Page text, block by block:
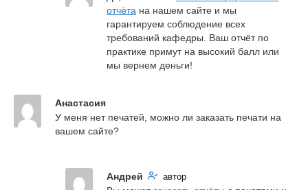
отчёта на нашем сайте и мы
гарантируем соблюдение всех
требований кафедры. Ваш отчёт по
практике примут на высокий балл или
мы вернем деньги!
Анастасия
У меня нет печатей, можно ли заказать печати на
вашем сайте?
Андрей автор